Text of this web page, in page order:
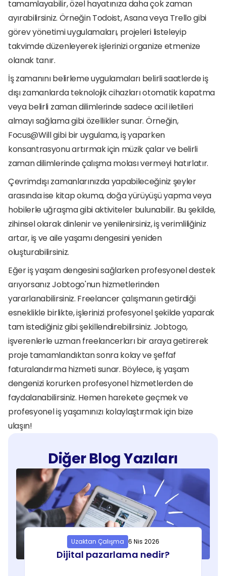
tamamlayabilir, özel hayatınıza daha çok zaman
ayırabilirsiniz. Örneğin Todoist, Asana veya Trello gibi
görev yönetimi uygulamaları, projeleri listeleyip
takvimde düzenleyerek işlerinizi organize etmenize
olanak tanır.
İş zamanını belirleme uygulamaları belirli saatlerde iş
dışı zamanlarda teknolojik cihazları otomatik kapatma
veya belirli zaman dilimlerinde sadece acil iletileri
almayı sağlama gibi özellikler sunar. Örneğin,
Focus@Will gibi bir uygulama, iş yaparken
konsantrasyonu artırmak için müzik çalar ve belirli
zaman dilimlerinde çalışma molası vermeyi hatırlatır.
Çevrimdışı zamanlarınızda yapabileceğiniz şeyler
arasında ise kitap okuma, doğa yürüyüşü yapma veya
hobilerle uğraşma gibi aktiviteler bulunabilir. Bu şekilde,
zihinsel olarak dinlenir ve yenilenirsiniz, iş verimliliğiniz
artar, iş ve aile yaşamı dengesini yeniden
oluşturabilirsiniz.
Eğer iş yaşam dengesini sağlarken profesyonel destek
arıyorsanız Jobtogo'nun hizmetlerinden
yararlanabilirsiniz. Freelancer çalışmanın getirdiği
esneklikle birlikte, işlerinizi profesyonel şekilde yaparak
tam istediğiniz gibi şekillendirebilirsiniz. Jobtogo,
işverenlerle uzman freelancerları bir araya getirerek
proje tamamlandıktan sonra kolay ve şeffaf
faturalandırma hizmeti sunar. Böylece, iş yaşam
dengenizi korurken profesyonel hizmetlerden de
faydalanabilirsiniz. Hemen harekete geçmek ve
profesyonel iş yaşamınızı kolaylaştırmak için bize
ulaşın!
Diğer Blog Yazıları
Uzaktan Çalışma 6 Nis 2026
Dijital pazarlama nedir?